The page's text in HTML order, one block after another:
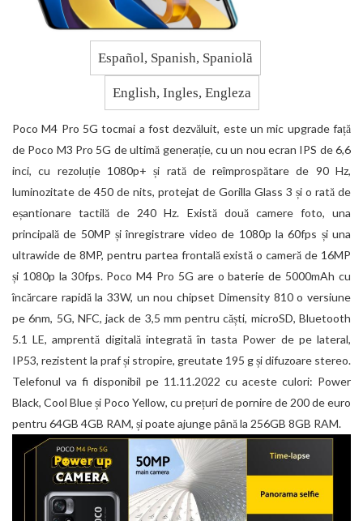
Español, Spanish, Spaniolă
English, Ingles, Engleza
Poco M4 Pro 5G tocmai a fost dezvăluit, este un mic upgrade față
de Poco M3 Pro 5G de ultimă generație, cu un nou ecran IPS de 6,6
inci, cu rezoluție 1080p+ și rată de reîmprospătare de 90 Hz,
luminozitate de 450 de nits, protejat de Gorilla Glass 3 și o rată de
eșantionare tactilă de 240 Hz. Există două camere foto, una
principală de 50MP și înregistrare video de 1080p la 60fps și una
ultrawide de 8MP, pentru partea frontală există o cameră de 16MP
și 1080p la 30fps. Poco M4 Pro 5G are o baterie de 5000mAh cu
încărcare rapidă la 33W, un nou chipset Dimensity 810 o versiune
pe 6nm, 5G, NFC, jack de 3,5 mm pentru căști, microSD, Bluetooth
5.1 LE, amprentă digitală integrată în tasta Power de pe lateral,
IP53, rezistent la praf și stropire, greutate 195 g și difuzoare stereo.
Telefonul va fi disponibil pe 11.11.2022 cu aceste culori: Power
Black, Cool Blue și Poco Yellow, cu prețuri de pornire de 200 de euro
pentru 64GB 4GB RAM, și poate ajunge până la 256GB 8GB RAM.